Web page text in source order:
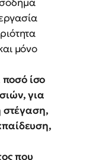
μόνο
ίσο
για
στέγαση,
που